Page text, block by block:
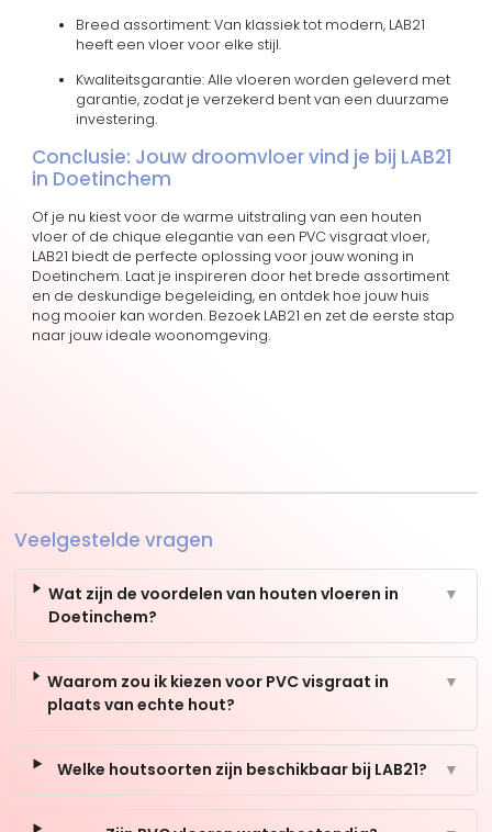
Breed assortiment: Van klassiek tot modern, LAB21
heeft een vloer voor elke stijl.
Kwaliteitsgarantie: Alle vloeren worden geleverd met
garantie, zodat je verzekerd bent van een duurzame
investering.
Conclusie: Jouw droomvloer vind je bij LAB21
in Doetinchem
Of je nu kiest voor de warme uitstraling van een houten
vloer of de chique elegantie van een PVC visgraat vloer,
LAB21 biedt de perfecte oplossing voor jouw woning in
Doetinchem. Laat je inspireren door het brede assortiment
en de deskundige begeleiding, en ontdek hoe jouw huis
nog mooier kan worden. Bezoek LAB21 en zet de eerste stap
naar jouw ideale woonomgeving.
Veelgestelde vragen
Wat zijn de voordelen van houten vloeren in
Doetinchem?
▼
Waarom zou ik kiezen voor PVC visgraat in
plaats van echte hout?
▼
Welke houtsoorten zijn beschikbaar bij LAB21? ▼